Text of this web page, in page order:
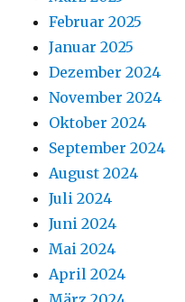
Februar 2025
Januar 2025
Dezember 2024
November 2024
Oktober 2024
September 2024
August 2024
Juli 2024
Juni 2024
Mai 2024
April 2024